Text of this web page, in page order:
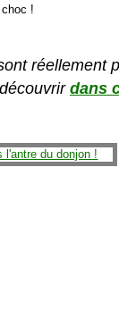
choc !
réellement
dans